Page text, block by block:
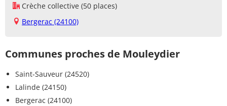
Crèche collective (50 places)
Bergerac (24100)
Communes proches de Mouleydier
Saint-Sauveur (24520)
Lalinde (24150)
Bergerac (24100)